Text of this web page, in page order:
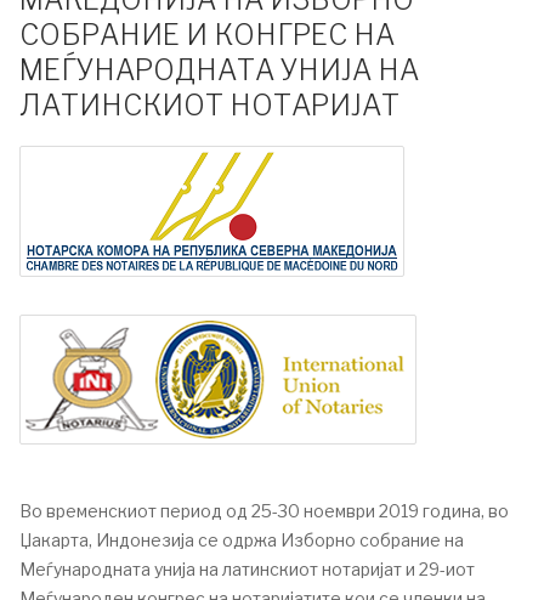
СОБРАНИЕ И КОНГРЕС НА
МЕЃУНАРОДНАТА УНИЈА НА
ЛАТИНСКИОТ НОТАРИЈАТ
Во временскиот период од 25-30 ноември 2019 година, во
Џакарта, Индонезија се одржа Изборно собрание на
Меѓународната унија на латинскиот нотаријат и 29-иот